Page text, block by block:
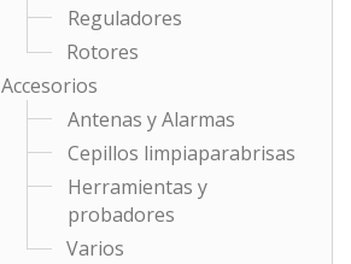
Reguladores
Rotores
Accesorios
Antenas y Alarmas
Cepillos limpiaparabrisas
Herramientas y
probadores
Varios